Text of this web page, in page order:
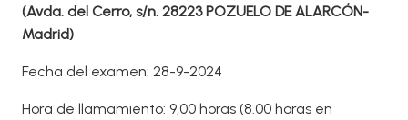
(Avda. del Cerro, s/n. 28223 POZUELO DE ALARCÓN-
Madrid)
Fecha del examen: 28-9-2024
Hora de llamamiento: 9,00 horas (8.00 horas en